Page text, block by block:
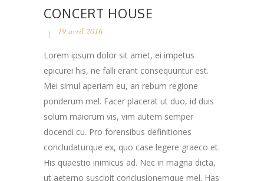
CONCERT HOUSE
19 avril 2016
Lorem ipsum dolor sit amet, ei impetus
epicurei his, ne falli erant consequuntur est.
Mei simul aperiam eu, an rebum regione
ponderum mel. Facer placerat ut duo, id duis
solum maiorum vis, vim autem semper
docendi cu. Pro forensibus definitiones
concludaturque ex, quo case legere graeco et.
His quaestio inimicus ad. Nec in magna dicta,
ut aeterno suscipit conclusionemque mel. Has